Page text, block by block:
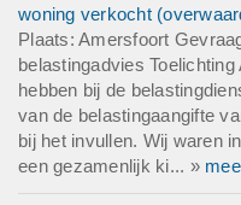
woning verkocht
Plaats: Amersfoort
belastingadvies
hebben bij de
van de belastingaangifte
bij het invullen. Wij waren
een gezamenlijk ki... »